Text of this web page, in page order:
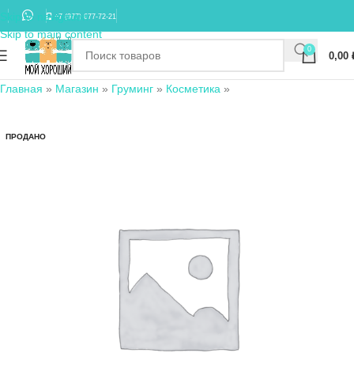
Skip to navigation
Skip to main content
+7 (977) 677-72-21
0
0,00
Главная » Магазин » Груминг » Косметика »
ПРОДАНО